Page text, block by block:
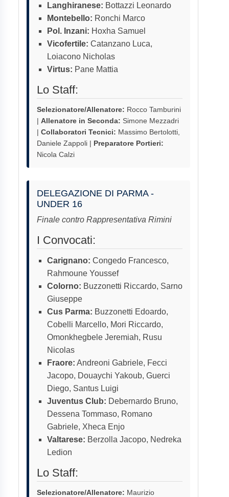
Langhiranese: Bottazzi Leonardo
Montebello: Ronchi Marco
Pol. Inzani: Hoxha Samuel
Vicofertile: Catanzano Luca,
Loiacono Nicholas
Virtus: Pane Mattia
Lo Staff:
Selezionatore/Allenatore: Rocco Tamburini
| Allenatore in Seconda: Simone Mezzadri
| Collaboratori Tecnici: Massimo Bertolotti,
Daniele Zappoli | Preparatore Portieri:
Nicola Calzi
DELEGAZIONE DI PARMA -
UNDER 16
Finale contro Rappresentativa Rimini
I Convocati:
Carignano: Congedo Francesco,
Rahmoune Youssef
Colorno: Buzzonetti Riccardo, Sarno
Giuseppe
Cus Parma: Buzzonetti Edoardo,
Cobelli Marcello, Mori Riccardo,
Omonkhegbele Jeremiah, Rusu
Nicolas
Fraore: Andreoni Gabriele, Fecci
Jacopo, Douaychi Yakoub, Guerci
Diego, Santus Luigi
Juventus Club: Debernardo Bruno,
Dessena Tommaso, Romano
Gabriele, Xheca Enjo
Valtarese: Berzolla Jacopo, Nedreka
Ledion
Lo Staff:
Selezionatore/Allenatore: Maurizio